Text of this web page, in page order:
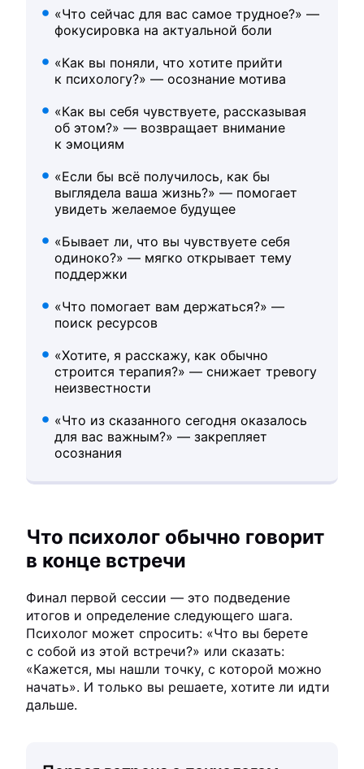
«Что сейчас для вас самое трудное?» —
фокусировка на актуальной боли
«Как вы поняли, что хотите прийти
к психологу?» — осознание мотива
«Как вы себя чувствуете, рассказывая
об этом?» — возвращает внимание
к эмоциям
«Если бы всё получилось, как бы
выглядела ваша жизнь?» — помогает
увидеть желаемое будущее
«Бывает ли, что вы чувствуете себя
одиноко?» — мягко открывает тему
поддержки
«Что помогает вам держаться?» —
поиск ресурсов
«Хотите, я расскажу, как обычно
строится терапия?» — снижает тревогу
неизвестности
«Что из сказанного сегодня оказалось
для вас важным?» — закрепляет
осознания
Что психолог обычно говорит
в конце встречи
Финал первой сессии — это подведение
итогов и определение следующего шага.
Психолог может спросить: «Что вы берете
с собой из этой встречи?» или сказать:
«Кажется, мы нашли точку, с которой можно
начать». И только вы решаете, хотите ли идти
дальше.